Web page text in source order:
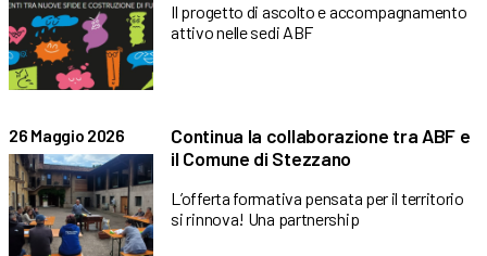
Il progetto di ascolto e accompagnamento
attivo nelle sedi ABF
26 Maggio 2026
Continua la collaborazione tra ABF e
il Comune di Stezzano
L’offerta formativa pensata per il territorio
si rinnova! Una partnership